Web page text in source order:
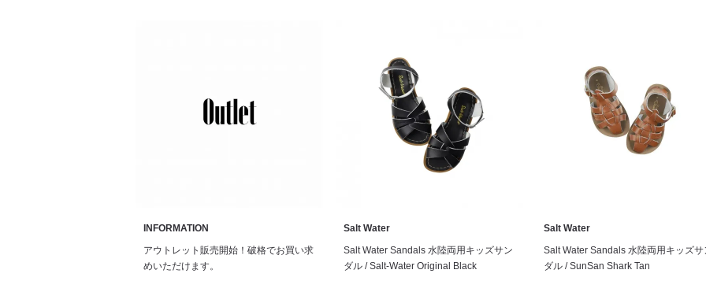
INFORMATION
アウトレット販売開始！破格でお買い求
めいただけます。
Salt Water
Salt Water Sandals 水陸両用キッズサン
ダル / Salt-Water Original Black
Salt Water
Salt Water Sandals 水陸両用キッズサ
ダル / SunSan Shark Tan